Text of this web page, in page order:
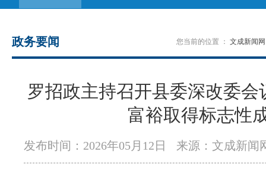
您当前的位置 ： 文成新闻网
政务要闻
罗招政主持召开县委深改委会
富裕取得标志性
发布时间：2026年05月12日 来源：文成新闻